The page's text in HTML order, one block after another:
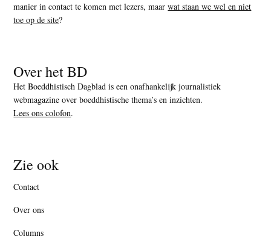
manier in contact te komen met lezers, maarwat staan we wel en niet
toe op de site?
Over het BD
Het Boeddhistisch Dagblad is een onafhankelijk journalistiek
webmagazine over boeddhistische thema’s en inzichten.
Lees ons colofon.
Zie ook
Contact
Over ons
Columns